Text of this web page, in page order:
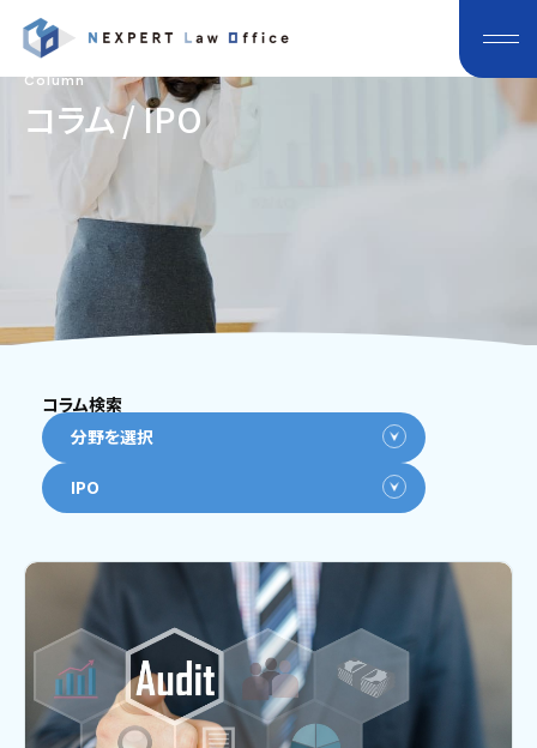
Column
コラム / IPO
コラム検索
分野を選択
IPO